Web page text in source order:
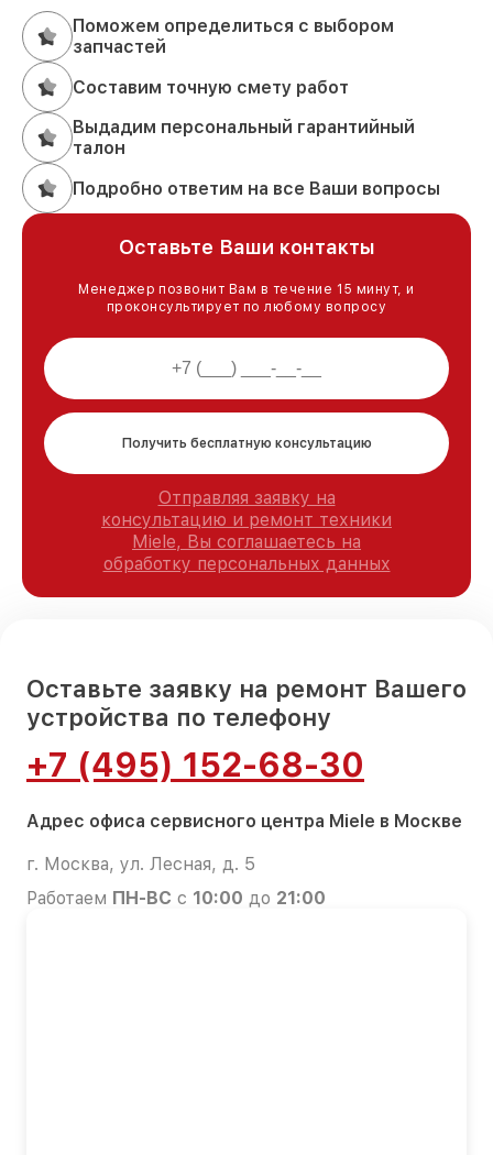
Поможем определиться с выбором
запчастей
Составим точную смету работ
Выдадим персональный гарантийный
талон
Подробно ответим на все Ваши вопросы
Оставьте Ваши контакты
Менеджер позвонит Вам в течение 15 минут, и
проконсультирует по любому вопросу
Получить бесплатную консультацию
Отправляя заявку на
консультацию и ремонт техники
Miele, Вы соглашаетесь на
обработку персональных данных
Оставьте заявку на ремонт Вашего
устройства по телефону
+7 (495) 152-68-30
Адрес офиса сервисного центра Miele в Москве
г. Москва, ул. Лесная, д. 5
Работаем ПН-ВС с 10:00 до 21:00